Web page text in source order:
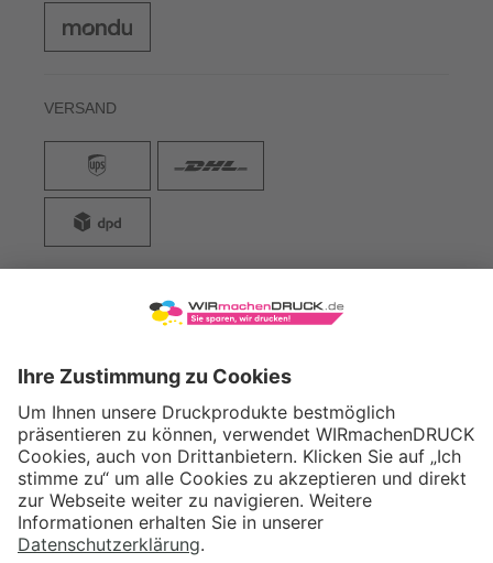
VERSAND
WIRmachenDRUCK GmbH
71522 Backnang
Tel.: +49 (0) 711 995 982 - 20
Fax: +49 (0) 711 995 982 - 21
SOCIAL MEDIA